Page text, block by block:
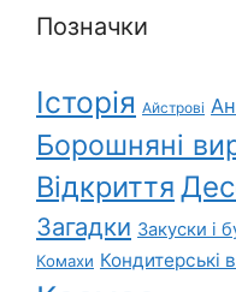
Позначки
Історія Айстрові
Борошняні
Відкриття
Загадки Закуски і
Комахи Кондитерські